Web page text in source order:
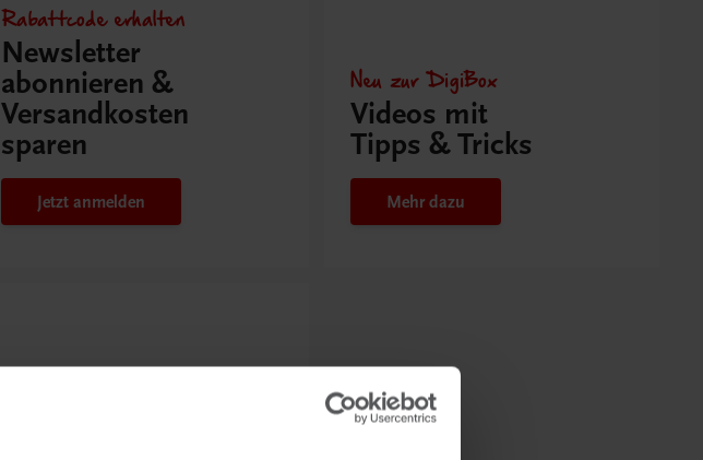
Rabattcode erhalten
Newsletter
abonnieren &
Versandkosten
sparen
Jetzt anmelden
Neu zur DigiBox
Videos mit
Tipps & Tricks
Mehr dazu